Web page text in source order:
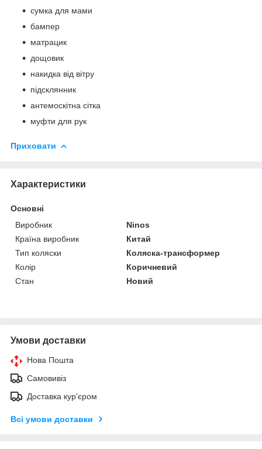
сумка для мами
бампер
матрацик
дощовик
накидка від вітру
підсклянник
антемоскітна сітка
муфти для рук
Приховати
Характеристики
Основні
Виробник
Ninos
Країна виробник
Китай
Тип коляски
Коляска-трансформер
Колір
Коричневий
Стан
Новий
Умови доставки
Нова Пошта
Самовивіз
Доставка кур'єром
Всі умови доставки